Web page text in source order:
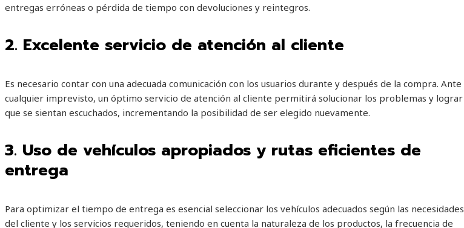
entregas erróneas o pérdida de tiempo con devoluciones y reintegros.
2. Excelente servicio de atención al cliente
Es necesario contar con una adecuada comunicación con los usuarios durante y después de la compra. Ante
cualquier imprevisto, un óptimo servicio de atención al cliente permitirá solucionar los problemas y lograr
que se sientan escuchados, incrementando la posibilidad de ser elegido nuevamente.
3. Uso de vehículos apropiados y rutas eficientes de
entrega
Para optimizar el tiempo de entrega es esencial seleccionar los vehículos adecuados según las necesidades
del cliente y los servicios requeridos, teniendo en cuenta la naturaleza de los productos, la frecuencia de